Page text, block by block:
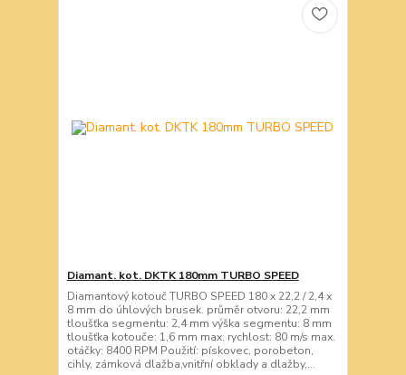
Diamant. kot. DKTK 180mm TURBO SPEED
Diamantový kotouč TURBO SPEED 180 x 22,2 / 2,4 x
8 mm do úhlových brusek. průměr otvoru: 22,2 mm
tloušťka segmentu: 2,4 mm výška segmentu: 8 mm
tloušťka kotouče: 1,6 mm max. rychlost: 80 m/s max.
otáčky: 8400 RPM Použití: pískovec, porobeton,
cihly, zámková dlažba,vnitřní obklady a dlažby,...